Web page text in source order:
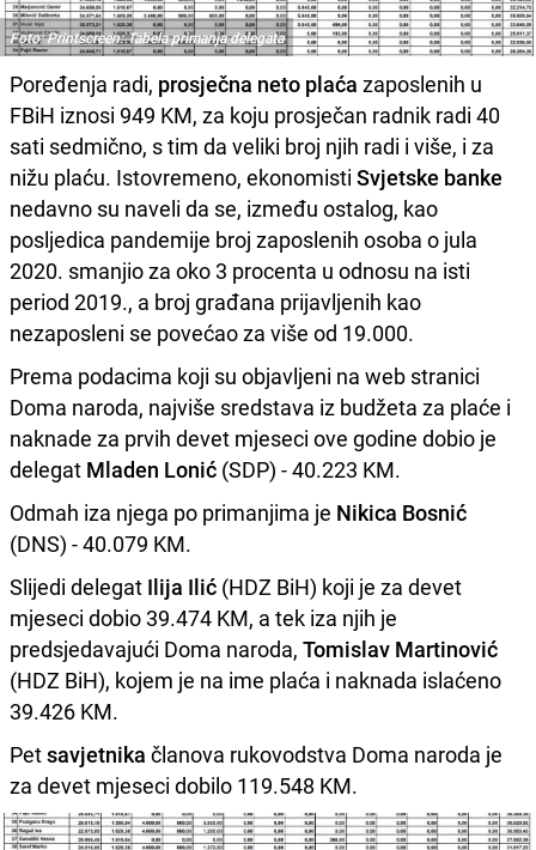
Foto: Printscreen: Tabela primanja delegata
Poređenja radi, prosječna neto plaća zaposlenih u
FBiH iznosi 949 KM, za koju prosječan radnik radi 40
sati sedmično, s tim da veliki broj njih radi i više, i za
nižu plaću. Istovremeno, ekonomisti Svjetske banke
nedavno su naveli da se, između ostalog, kao
posljedica pandemije broj zaposlenih osoba o jula
2020. smanjio za oko 3 procenta u odnosu na isti
period 2019., a broj građana prijavljenih kao
nezaposleni se povećao za više od 19.000.
Prema podacima koji su objavljeni na web stranici
Doma naroda, najviše sredstava iz budžeta za plaće i
naknade za prvih devet mjeseci ove godine dobio je
delegat Mladen Lonić (SDP) - 40.223 KM.
Odmah iza njega po primanjima je Nikica Bosnić
(DNS) - 40.079 KM.
Slijedi delegat Ilija Ilić (HDZ BiH) koji je za devet
mjeseci dobio 39.474 KM, a tek iza njih je
predsjedavajući Doma naroda, Tomislav Martinović
(HDZ BiH), kojem je na ime plaća i naknada islaćeno
39.426 KM.
Petsavjetnika članova rukovodstva Doma naroda je
za devet mjeseci dobilo 119.548 KM.